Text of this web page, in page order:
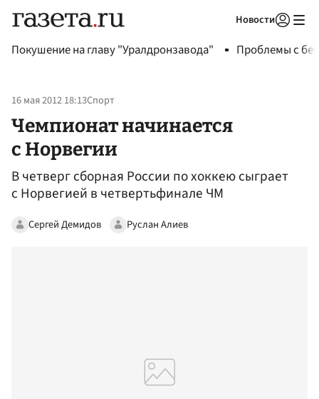
Новости
Покушение на главу "Уралдронзавода" Проблемы с
16 мая 2012 18:13Спорт
Чемпионат начинается
с Норвегии
В четверг сборная России по хоккею сыграет
с Норвегией в четвертьфинале ЧМ
Сергей Демидов Руслан Алиев